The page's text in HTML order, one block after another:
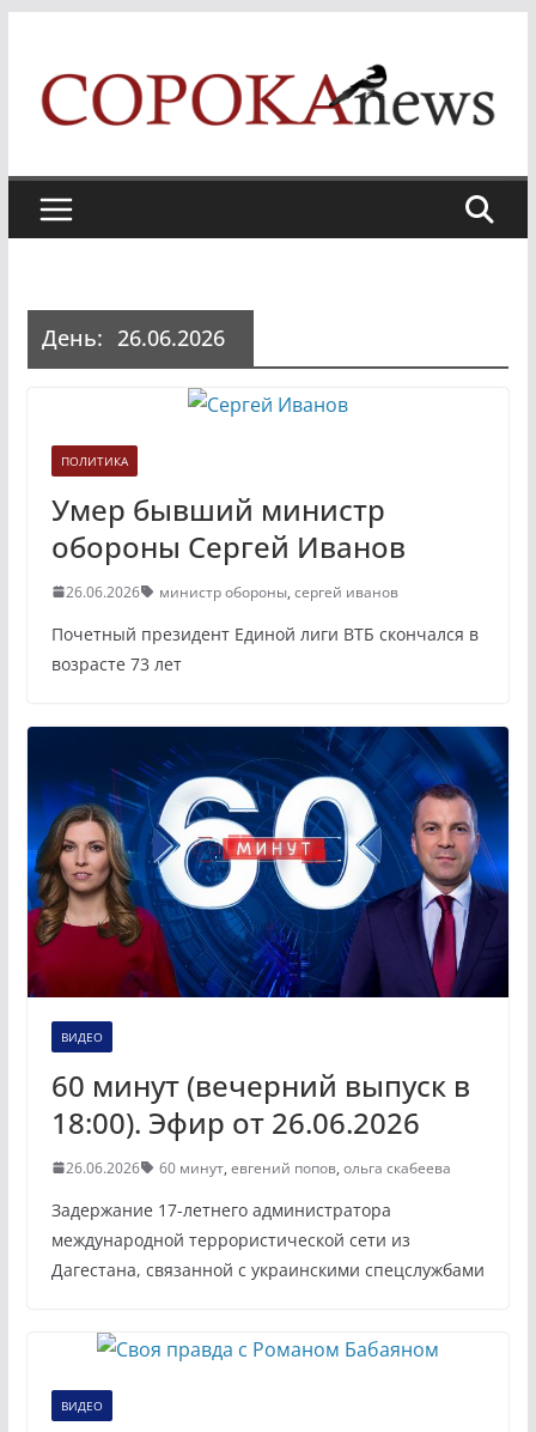
content
День: 26.06.2026
ПОЛИТИКА
Умер бывший министр
обороны Сергей Иванов
26.06.2026 министр обороны, сергей иванов
Почетный президент Единой лиги ВТБ скончался в
возрасте 73 лет
ВИДЕО
60 минут (вечерний выпуск в
18:00). Эфир от 26.06.2026
26.06.2026 60 минут, евгений попов, ольга скабеева
Задержание 17-летнего администратора
международной террористической сети из
Дагестана, связанной с украинскими спецслужбами
ВИДЕО